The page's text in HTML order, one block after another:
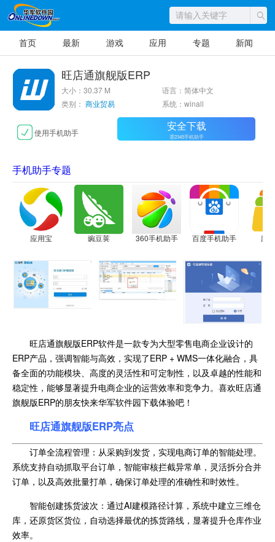
首页 最新 游戏 应用 专题 新闻
旺店通旗舰版ERP
大小：30.37 M
语言：简体中文
类别： 商业贸易 系统：winall
使用手机助手 安全下载
需2345手机助手
手机助手专题
应用宝 豌豆荚 360手机助手 百度手机助手 应
旺店通旗舰版ERP软件是一款专为大型零售电商企业设计的
ERP产品，强调智能与高效，实现了ERP + WMS一体化融合，具
备全面的功能模块、高度的灵活性和可定制性，以及卓越的性能和
稳定性，能够显著提升电商企业的运营效率和竞争力。喜欢旺店通
旗舰版ERP的朋友快来华军软件园下载体验吧！
旺店通旗舰版ERP亮点
订单全流程管理：从采购到发货，实现电商订单的智能处理。
系统支持自动抓取平台订单，智能审核拦截异常单，灵活拆分合并
订单，以及高效批量打单，确保订单处理的准确性和时效性。
智能创建拣货波次：通过AI建模路径计算，系统中建立三维仓
库，还原货区货位，自动选择最优的拣货路线，显著提升仓库作业
效率。